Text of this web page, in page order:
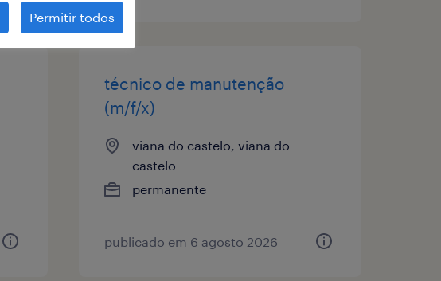
técnico de manutenção
(m/f/x)
viana do castelo, viana do
castelo
permanente
publicado em 6 agosto 2026
Permitir todos